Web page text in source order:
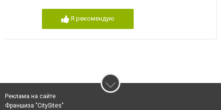
Я рекомендую
Реклама на сайте
Франшиза "CitySites"